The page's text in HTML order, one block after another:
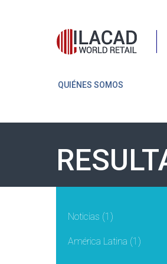
QUIÉNES SOMOS
Noticias (1)
América Latina (1)